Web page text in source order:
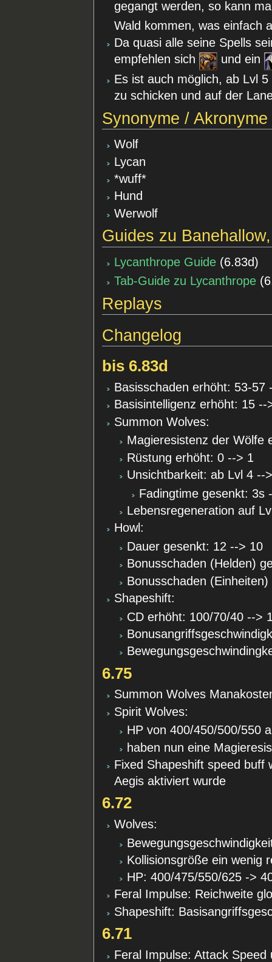
gegangt werden, so kann
Wald kommen, was einfach
Da quasi alle seine Spells
empfehlen sich
und ein
Es ist auch möglich, ab Lvl
zu schicken und auf der
Synonyme / Akronyme
Wolf
Lycan
*wuff*
Hund
Werwolf
Guides zu
Lycanthrope Guide (6.83d)
Tab-Guide zu Lycanthrope (
Replays
Changelog
bis 6.83d
Basisschaden erhöht: 53-57
Basisintelligenz erhöht: 15 --
Summon Wolves:
Magieresistenz der Wölfe
Rüstung erhöht: 0 --> 1
Unsichtbarkeit: ab Lvl 4 --
Fadingtime gesenkt: 3s
Lebensregeneration auf
Howl:
Dauer gesenkt: 12 --> 10
Bonusschaden (Helden)
Bonusschaden
Shapeshift:
CD erhöht: 100/70/40 -->
6.75
Summon Wolves
Spirit Wolves:
HP von 400/450/500/550
haben nun eine
Fixed Shapeshift speed buff
Aegis aktiviert wurde
6.72
Wolves:
Kollisionsgröße ein wenig
HP: 400/475/550/625 ->
Feral Impulse: Reichweite
Shapeshift:
6.71
Feral Impulse: Attack